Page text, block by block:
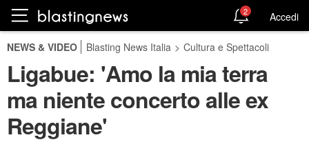
2 Accedi
NEWS & VIDEO Blasting News Italia > Cultura e Spettacoli
Ligabue: 'Amo la mia terra
ma niente concerto alle ex
Reggiane'